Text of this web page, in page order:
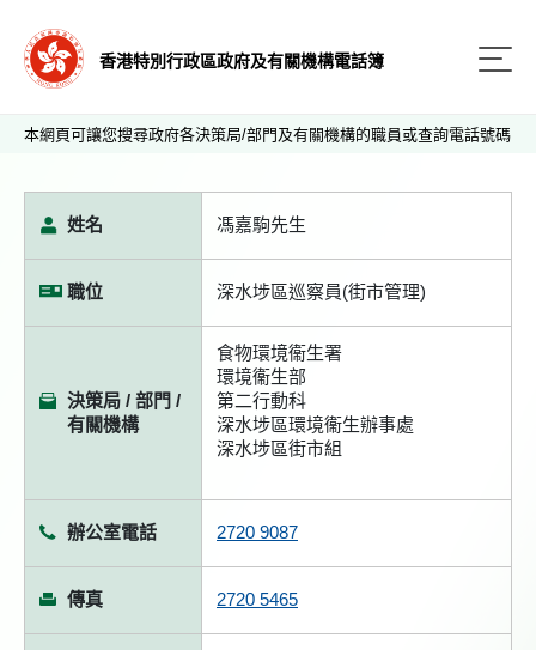
香港特別行政區政府及有關機構電話簿
本網頁可讓您搜尋政府各決策局/部門及有關機構的職員或查詢電話號碼
姓名 馮嘉駒先生
職位 深水埗區巡察員(街市管理)
決策局 / 部門 /
有關機構
食物環境衞生署
環境衞生部
第二行動科
深水埗區環境衞生辦事處
深水埗區街市組
辦公室電話 2720 9087
傳真 2720 5465